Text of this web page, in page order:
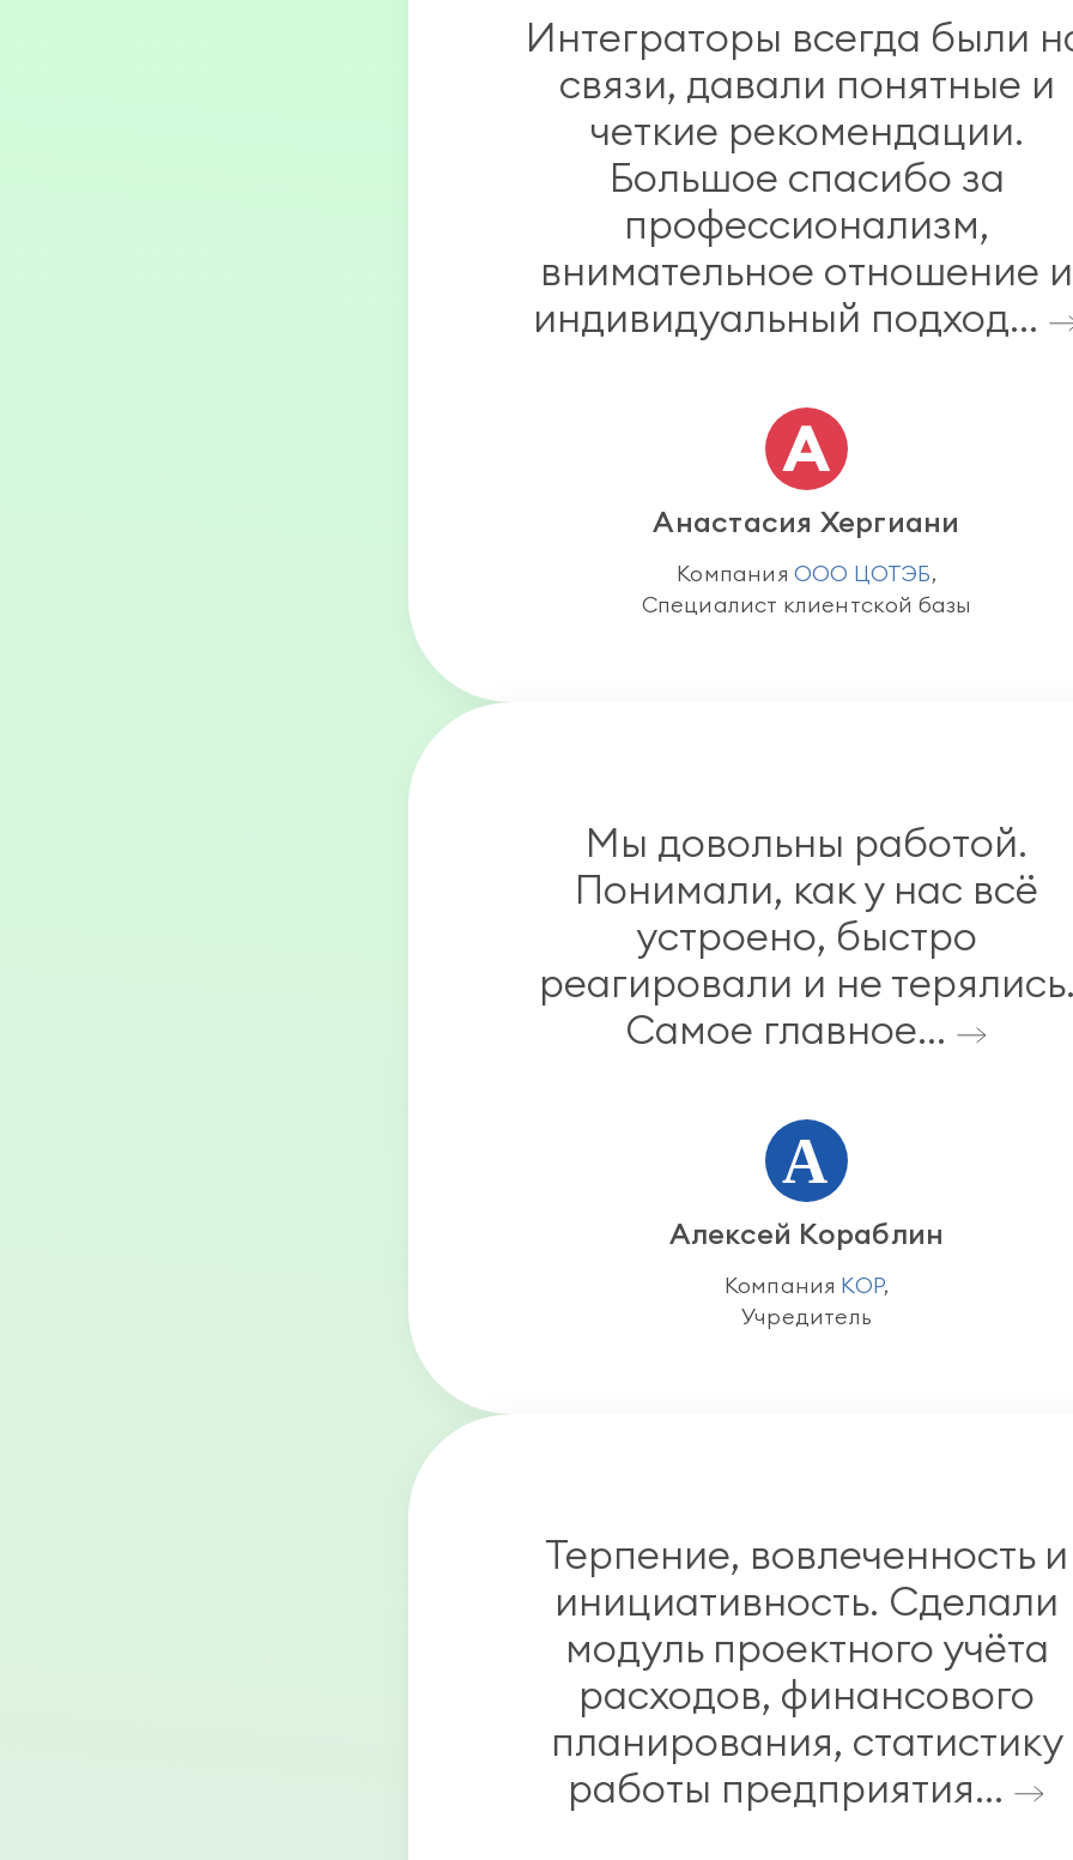
Интеграторы всегда были
связи, давали понятные и
четкие рекомендации.
Большое спасибо за
профессионализм,
внимательное отношение и
индивидуальный подход...
Анастасия Хергиани
Компания ООО ЦОТЭБ,
Специалист клиентской базы
Мы довольны работой.
Понимали, как у нас всё
устроено, быстро
реагировали и не
Самое главное...
Алексей Кораблин
Компания КОР,
Учредитель
Терпение, вовлеченность и
инициативность. Сделали
модуль проектного учёта
расходов, финансового
планирования, статистику
работы предприятия...